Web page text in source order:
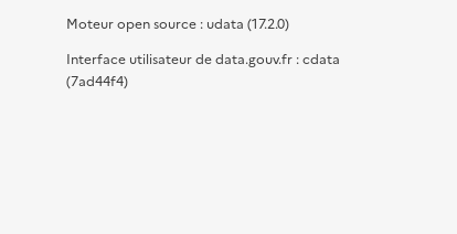
Moteur open source : udata (17.2.0)
Interface utilisateur de data.gouv.fr : cdata
(7ad44f4)